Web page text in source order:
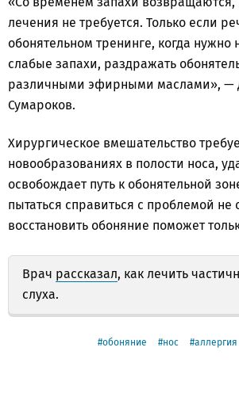
лечения не требуется. Только если
обонятельном тренинге, когда нужно
слабые запахи, раздражать
различными эфирными маслами», —
Сумароков.
Хирургическое вмешательство
новообразованиях в полости носа,
освобождает путь к обонятельной
пытаться справиться с проблемой не
восстановить обоняние поможет
Врач рассказал, как лечить
слуха.
обоняние нос аллергия